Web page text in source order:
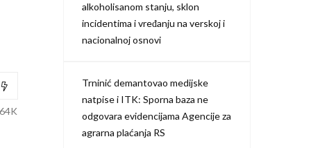
alkoholisanom stanju, sklon
incidentima i vređanju na verskoj i
nacionalnoj osnovi
Trninić demantovao medijske
natpise i ITK: Sporna baza ne
odgovara evidencijama Agencije za
agrarna plaćanja RS